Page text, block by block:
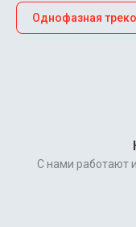
Однофазная
С нами работают